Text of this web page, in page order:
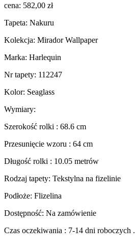
cena: 582,00 zł
Tapeta: Nakuru
Kolekcja: Mirador Wallpaper
Marka: Harlequin
Nr tapety: 112247
Kolor: Seaglass
Wymiary:
Szerokość rolki : 68.6 cm
Przesunięcie wzoru : 64 cm
Długość rolki : 10.05 metrów
Rodzaj tapety: Tekstylna na fizelinie
Podłoże: Flizelina
Dostępność: Na zamówienie
Czas oczekiwania : 7-14 dni roboczych .